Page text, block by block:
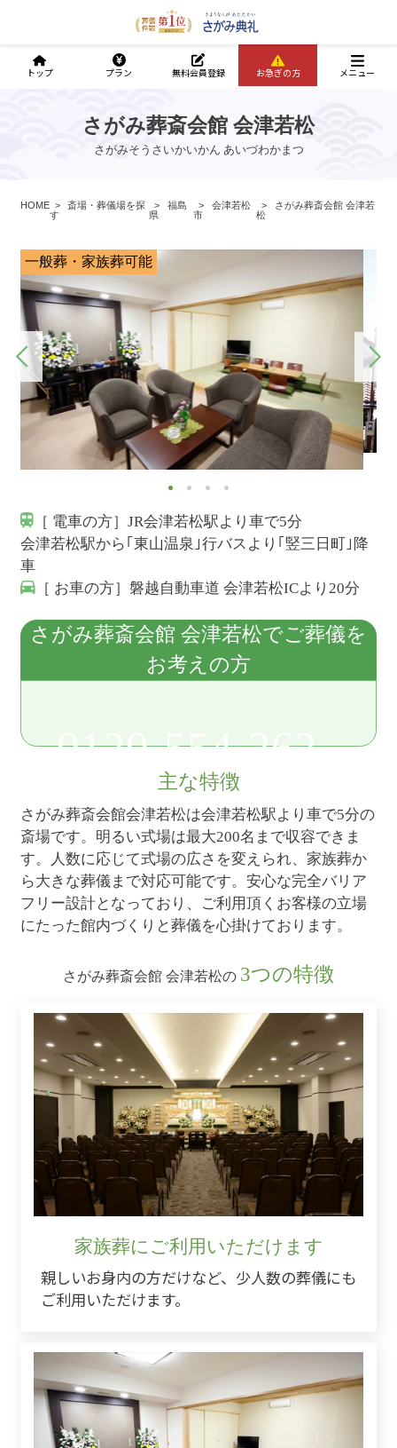
さがみ葬斎会館 会津若松
さがみそうさいかいかん あいづわかまつ
HOME
斎場・葬儀場を探
す
福島
県
会津若松
市
さがみ葬斎会館 会津若
松
一般葬・家族葬可能
［ 電車の方］JR会津若松駅より車で5分
会津若松駅から｢東山温泉｣行バスより｢竪三日町｣降
車
［ お車の方］磐越自動車道 会津若松ICより20分
さがみ葬斎会館 会津若松でご葬儀を
お考えの方
0120-554-262
主な特徴
さがみ葬斎会館会津若松は会津若松駅より車で5分の
斎場です。明るい式場は最大200名まで収容できま
す。人数に応じて式場の広さを変えられ、家族葬か
ら大きな葬儀まで対応可能です。安心な完全バリア
フリー設計となっており、ご利用頂くお客様の立場
にたった館内づくりと葬儀を心掛けております。
さがみ葬斎会館 会津若松の 3つの特徴
家族葬にご利用いただけます
親しいお身内の方だけなど、少人数の葬儀にも
ご利用いただけます。
トップ プラン 無料会員登録 お急ぎの方 メニュー